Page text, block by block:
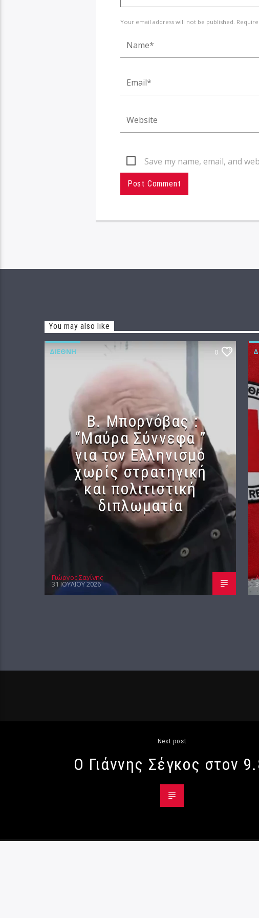
Your email address will not be published.
Save my name, email, and
You may also like
ΔΙΕΘΝΉ 0
B. Μπορνόβας :
“Μαύρα Σύννεφα ”
για τον Ελληνισμό
χωρίς στρατηγική
και πολιτιστική
διπλωματία
Γιώργος Σαχίνης
31 ΙΟΥΛΊΟΥ 2026
Next post
Ο Γιάννης Σέγκος στον